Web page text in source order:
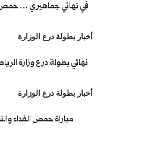
في نهائي جماهيري … حمص
أخبار بطولة درع الوزارة
نهائي بطولة درع وزارة
أخبار بطولة درع الوزارة
مباراة حمص الفداء